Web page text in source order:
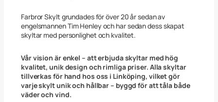
5
x
0
m
m
ä
n
g
d
Farbror Skylt grundades för över 20 år sedan av
engelsmannen Tim Henley och har sedan dess skapat
skyltar med personlighet och kvalitet.
Vår vision är enkel – att erbjuda skyltar med hög
kvalitet, unik design och rimliga priser. Alla skyltar
tillverkas för hand hos oss i Linköping, vilket gör
varje skylt unik och hållbar – byggd för att tåla både
väder och vind.